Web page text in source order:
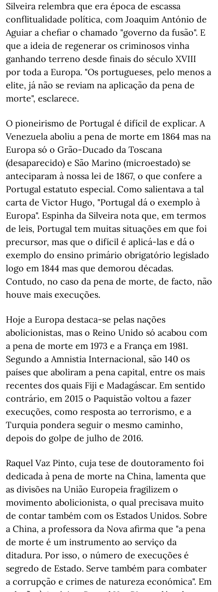
Silveira relembra que era época de escassa
conflitualidade política, com Joaquim António de
Aguiar a chefiar o chamado "governo da fusão". E
que a ideia de regenerar os criminosos vinha
ganhando terreno desde finais do século XVIII
por toda a Europa. "Os portugueses, pelo menos a
elite, já não se reviam na aplicação da pena de
morte", esclarece.
O pioneirismo de Portugal é difícil de explicar. A
Venezuela aboliu a pena de morte em 1864 mas na
Europa só o Grão-Ducado da Toscana
(desaparecido) e São Marino (microestado) se
anteciparam à nossa lei de 1867, o que confere a
Portugal estatuto especial. Como salientava a tal
carta de Victor Hugo, "Portugal dá o exemplo à
Europa". Espinha da Silveira nota que, em termos
de leis, Portugal tem muitas situações em que foi
precursor, mas que o difícil é aplicá-las e dá o
exemplo do ensino primário obrigatório legislado
logo em 1844 mas que demorou décadas.
Contudo, no caso da pena de morte, de facto, não
houve mais execuções.
Hoje a Europa destaca-se pelas nações
abolicionistas, mas o Reino Unido só acabou com
a pena de morte em 1973 e a França em 1981.
Segundo a Amnistia Internacional, são 140 os
países que aboliram a pena capital, entre os mais
recentes dos quais Fiji e Madagáscar. Em sentido
contrário, em 2015 o Paquistão voltou a fazer
execuções, como resposta ao terrorismo, e a
Turquia pondera seguir o mesmo caminho,
depois do golpe de julho de 2016.
Raquel Vaz Pinto, cuja tese de doutoramento foi
dedicada à pena de morte na China, lamenta que
as divisões na União Europeia fragilizem o
movimento abolicionista, o qual precisava muito
de contar também com os Estados Unidos. Sobre
a China, a professora da Nova afirma que "a pena
de morte é um instrumento ao serviço da
ditadura. Por isso, o número de execuções é
segredo de Estado. Serve também para combater
a corrupção e crimes de natureza económica". Em